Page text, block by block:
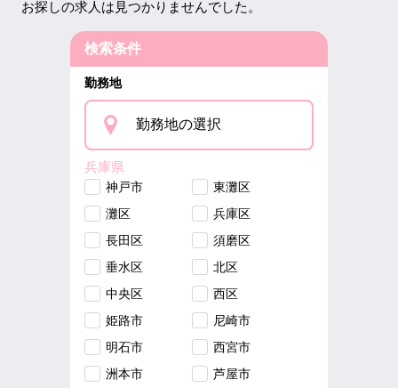
お探しの求人は見つかりませんでした。
検索条件
勤務地
勤務地の選択
兵庫県
神戸市
東灘区
灘区
兵庫区
長田区
須磨区
垂水区
北区
中央区
西区
姫路市
尼崎市
明石市
西宮市
洲本市
芦屋市